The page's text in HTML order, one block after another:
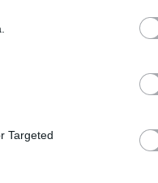
Targeted
Dodaj